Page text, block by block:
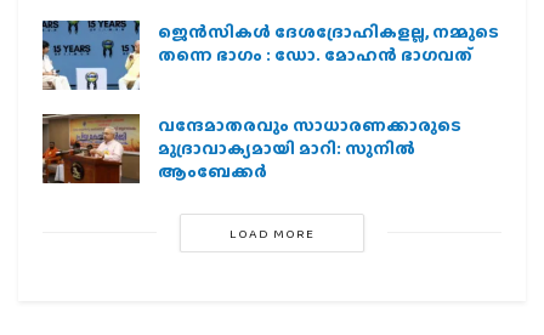
ജെന്‍സികള്‍ ദേശദ്രോഹികളല്ല, നമ്മുടെ
തന്നെ ഭാഗം : ഡോ. മോഹന്‍ ഭാഗവത്
വന്ദേമാതരവും സാധാരണക്കാരുടെ
മുദ്രാവാക്യമായി മാറി: സുനിൽ
ആംബേക്കർ
LOAD MORE